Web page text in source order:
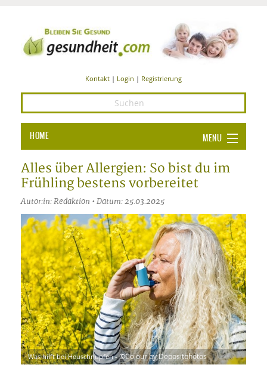
Kontakt | Login | Registrierung
HOME MENU
GESUNDHEIT
ERNÄHRUNG
BEAUTY UND PFLEGE
SPORT UND FITNESS
WELLNESS UND REISEN
NEWS
BÜCHER
Alles über Allergien: So bist du im
Frühling bestens vorbereitet
Autor:in: Redaktion • Datum: 25.03.2025
Was hilft bei Heuschnupfen -©Colour by Depositphotos